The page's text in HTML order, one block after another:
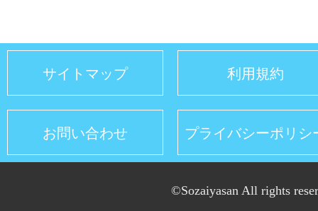
サイトマップ 利用規約
お問い合わせ プライバシーポリシ
©Sozaiyasan All rights